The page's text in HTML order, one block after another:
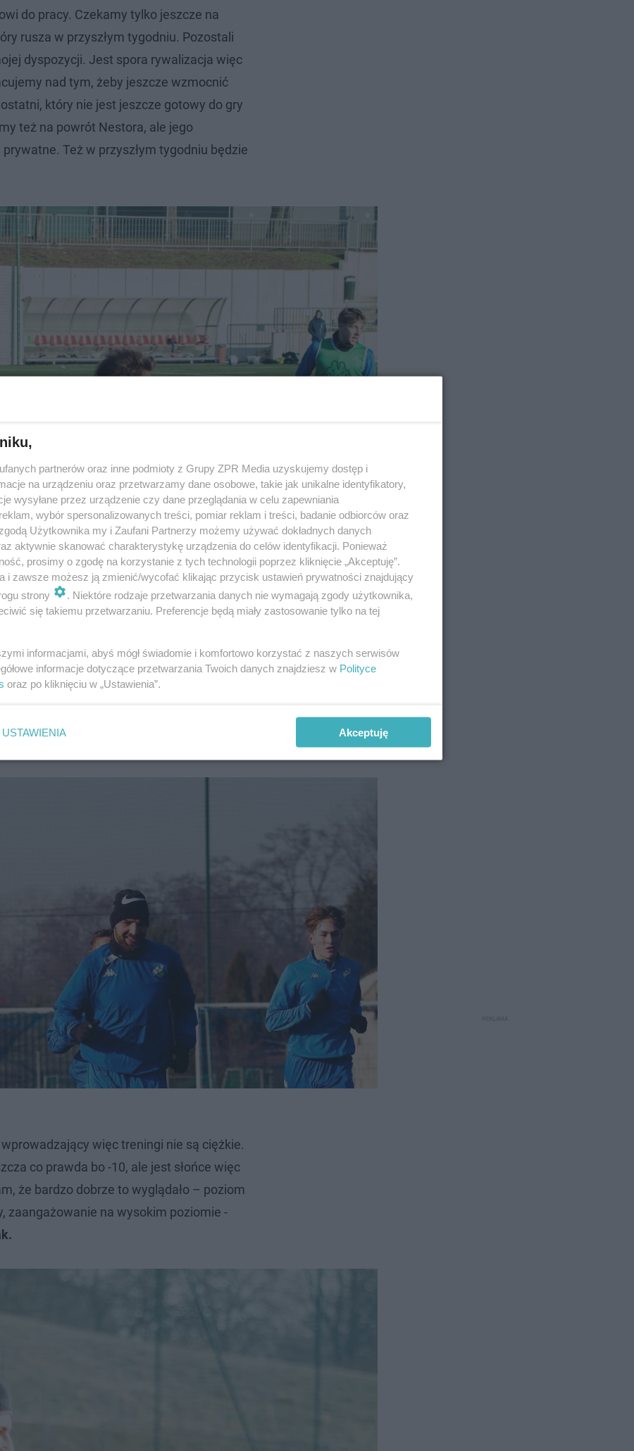
do pracy. Czekamy tylko jeszcze na
rusza w przyszłym tygodniu. Pozostali
dyspozycji. Jest spora rywalizacja więc
nad tym, żeby jeszcze wzmocnić
który nie jest jeszcze gotowy do gry
też na powrót Nestora, ale jego
Też w przyszłym tygodniu będzie
więc treningi nie są ciężkie.
co prawda bo -10, ale jest słońce więc
że bardzo dobrze to wyglądało – poziom
zaangażowanie na wysokim poziomie -
partnerów oraz inne podmioty z Grupy ZPR Media uzyskujemy dostęp i
na urządzeniu oraz przetwarzamy dane osobowe, takie jak unikalne identyfikatory,
wysyłane przez urządzenie czy dane przeglądania w celu zapewniania
wybór spersonalizowanych treści, pomiar reklam i treści, badanie odbiorców oraz
Użytkownika my i Zaufani Partnerzy możemy używać dokładnych danych
aktywnie skanować charakterystykę urządzenia do celów identyfikacji. Ponieważ
prosimy o zgodę na korzystanie z tych technologii poprzez kliknięcie „Akceptuję”.
i zawsze możesz ją zmienić/wycofać klikając przycisk ustawień prywatności znajdujący
strony
. Niektóre rodzaje przetwarzania danych nie wymagają zgody użytkownika,
się takiemu przetwarzaniu. Preferencje będą miały zastosowanie tylko na tej
informacjami, abyś mógł świadomie i komfortowo korzystać z naszych serwisów
informacje dotyczące przetwarzania Twoich danych znajdziesz w Polityce
oraz po kliknięciu w „Ustawienia”.
USTAWIENIA Akceptuję